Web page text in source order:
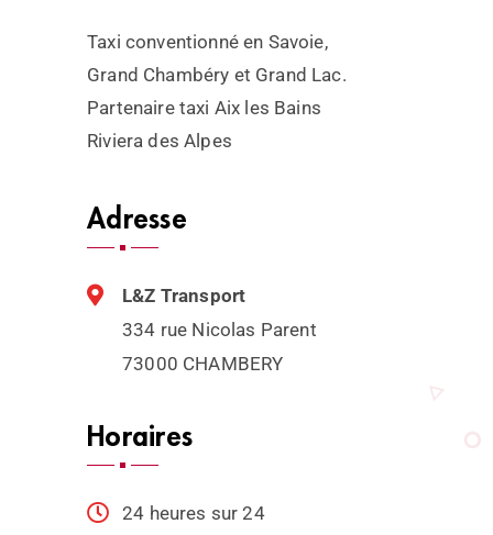
Taxi conventionné en Savoie,
Grand Chambéry et Grand Lac.
Partenaire taxi Aix les Bains
Riviera des Alpes
Adresse
L&Z Transport
334 rue Nicolas Parent
73000 CHAMBERY
Horaires
24 heures sur 24